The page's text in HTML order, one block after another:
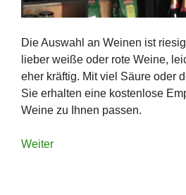
Die Auswahl an Weinen ist
lieber weiße oder rote Weine,
eher kräftig. Mit viel Säure oder
Sie erhalten eine kostenlose
Weine zu Ihnen passen.
Weiter